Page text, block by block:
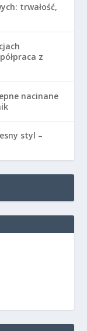
trwałość,
z
nacinane
styl –